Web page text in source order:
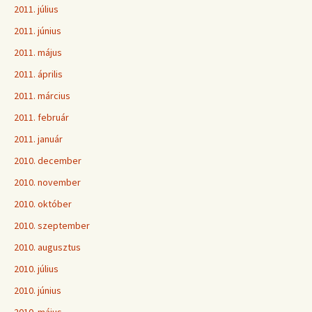
2011. július
2011. június
2011. május
2011. április
2011. március
2011. február
2011. január
2010. december
2010. november
2010. október
2010. szeptember
2010. augusztus
2010. július
2010. június